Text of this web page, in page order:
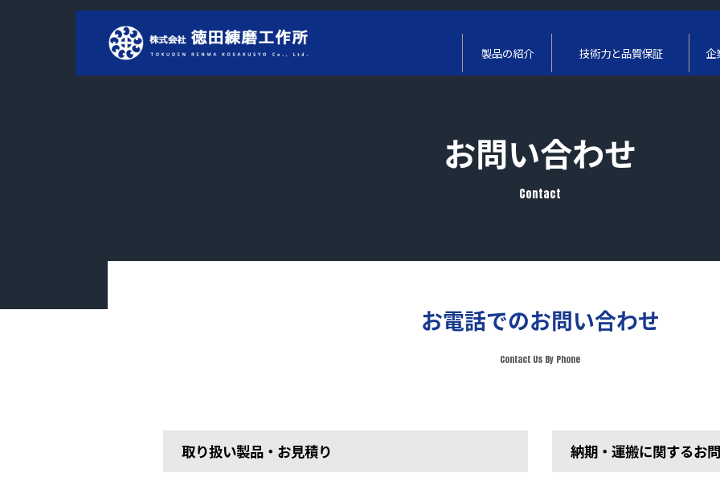
製品の紹介 技術力と品質保証 企
お問い合わせ
Contact
お電話でのお問い合わせ
Contact Us By Phone
取り扱い製品・お見積り 納期・運搬に関するお